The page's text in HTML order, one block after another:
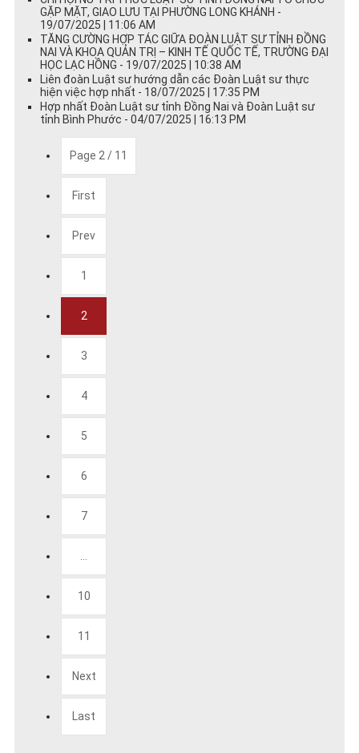
GẶP MẶT, GIAO LƯU TẠI PHƯỜNG LONG KHÁNH -
19/07/2025 | 11:06 AM
TĂNG CƯỜNG HỢP TÁC GIỮA ĐOÀN LUẬT SƯ TỈNH ĐỒNG
NAI VÀ KHOA QUẢN TRỊ – KINH TẾ QUỐC TẾ, TRƯỜNG ĐẠI
HỌC LẠC HỒNG - 19/07/2025 | 10:38 AM
Liên đoàn Luật sư hướng dẫn các Đoàn Luật sư thực
hiện việc hợp nhất - 18/07/2025 | 17:35 PM
Hợp nhất Đoàn Luật sư tỉnh Đồng Nai và Đoàn Luật sư
tỉnh Bình Phước - 04/07/2025 | 16:13 PM
Page 2 / 11
First
Prev
1
2
3
4
5
6
7
10
11
Next
Last